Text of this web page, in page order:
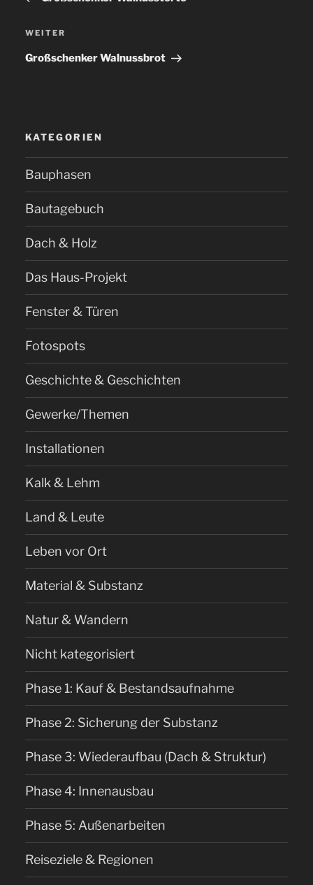
Nächster
Beitrag
WEITER
Großschenker Walnussbrot
KATEGORIEN
Bauphasen
Bautagebuch
Dach & Holz
Das Haus-Projekt
Fenster & Türen
Fotospots
Geschichte & Geschichten
Gewerke/Themen
Installationen
Kalk & Lehm
Land & Leute
Leben vor Ort
Material & Substanz
Natur & Wandern
Nicht kategorisiert
Phase 1: Kauf & Bestandsaufnahme
Phase 2: Sicherung der Substanz
Phase 3: Wiederaufbau (Dach & Struktur)
Phase 4: Innenausbau
Phase 5: Außenarbeiten
Reiseziele & Regionen